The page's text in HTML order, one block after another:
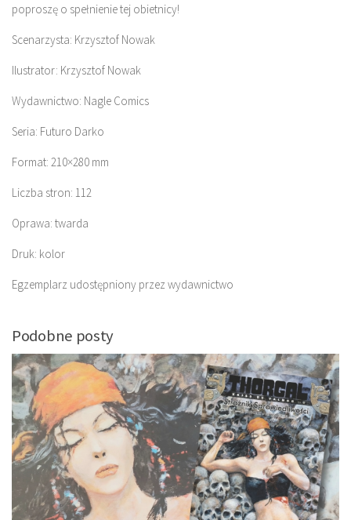
poproszę o spełnienie tej obietnicy!
Scenarzysta: Krzysztof Nowak
Ilustrator: Krzysztof Nowak
Wydawnictwo: Nagle Comics
Seria: Futuro Darko
Format: 210×280 mm
Liczba stron: 112
Oprawa: twarda
Druk: kolor
Egzemplarz udostępniony przez wydawnictwo
Podobne posty